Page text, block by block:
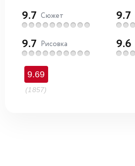
9.7 Сюжет 9.7
9.7 Рисовка 9.6
9.69
(1857)